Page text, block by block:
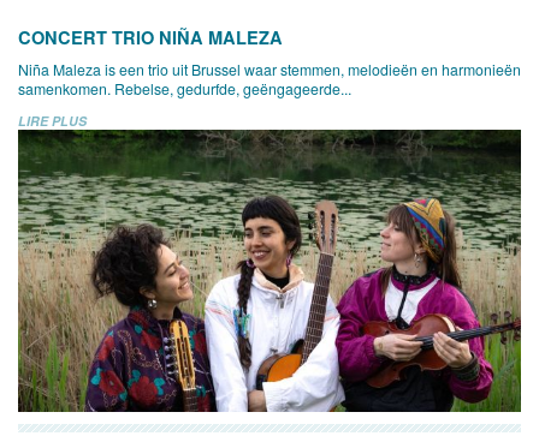
CONCERT TRIO NIÑA MALEZA
Niña Maleza is een trio uit Brussel waar stemmen, melodieën en harmonieën
samenkomen. Rebelse, gedurfde, geëngageerde...
LIRE PLUS